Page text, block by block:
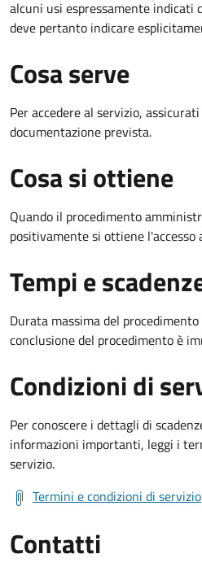
alcuni usi espressamente indicati
deve pertanto indicare
Cosa serve
Per accedere al servizio,
documentazione prevista.
Cosa si ottiene
Quando il procedimento
positivamente si ottiene l'accesso
Tempi e
Durata massima del
conclusione del procedimento è
Condizioni di
Per conoscere i dettagli di
informazioni importanti, leggi i
servizio.
Termini e condizioni di servizio
Contatti